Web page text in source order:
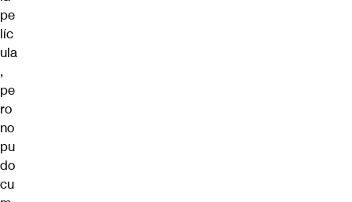
pe
líc
ula
,
pe
ro
no
pu
do
cu